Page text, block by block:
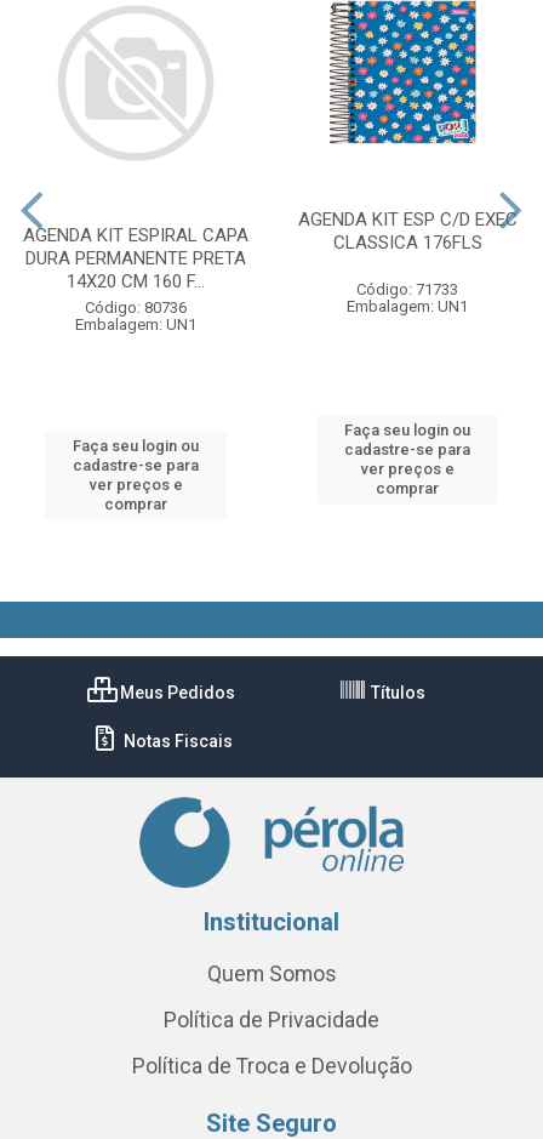
AGENDA KIT ESPIRAL CAPA
DURA PERMANENTE PRETA
14X20 CM 160 F...
Código: 80736
Embalagem: UN1
Faça seu login ou
cadastre-se para
ver preços e
comprar
AGENDA KIT ESP C/D EXEC
CLASSICA 176FLS
Código: 71733
Embalagem: UN1
Faça seu login ou
cadastre-se para
ver preços e
comprar
Meus Pedidos Títulos
Notas Fiscais
Institucional
Quem Somos
Política de Privacidade
Política de Troca e Devolução
Site Seguro